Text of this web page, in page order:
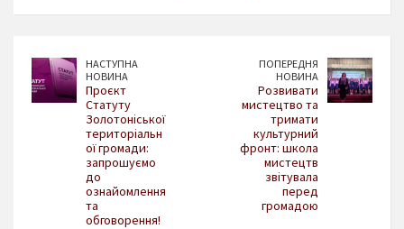
НАСТУПНА
НОВИНА
Проєкт
Статуту
Золотоніської
територіальн
ої громади:
запрошуємо
до
ознайомлення
та
обговорення!
ПОПЕРЕДНЯ
НОВИНА
Розвивати
мистецтво та
тримати
культурний
фронт: школа
мистецтв
звітувала
перед
громадою